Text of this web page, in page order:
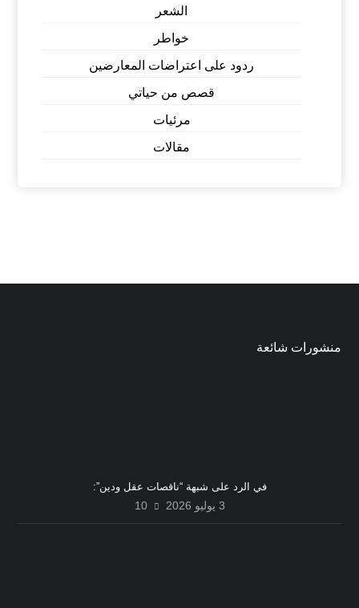
الشعر
خواطر
ردود على اعتراضات المعارضين
قصص من حياتي
مرئيات
مقالات
منشورات شائعة
في الرد على شبهة “ناقصات عقل ودين”:
3 يوليو 2026 10